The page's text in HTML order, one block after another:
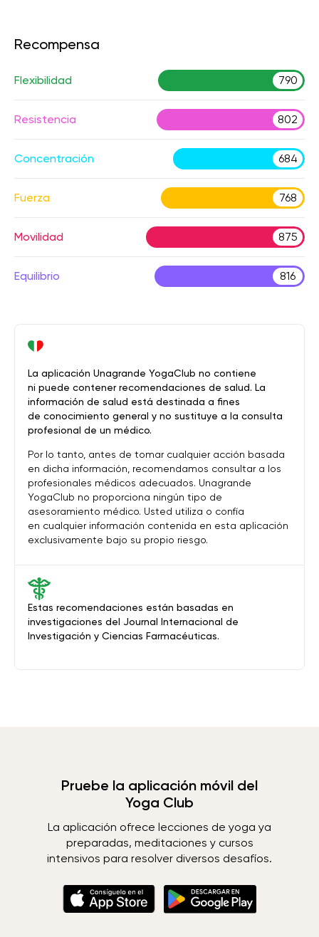
Recompensa
Flexibilidad 790
Resistencia 802
Concentración 684
Fuerza 768
Movilidad 875
Equilibrio 816
Estas recomendaciones están basadas en
investigaciones del Journal Internacional de
Investigación y Ciencias Farmacéuticas.
La aplicación Unagrande YogaClub no contiene
ni puede contener recomendaciones de salud. La
información de salud está destinada a fines
de conocimiento general y no sustituye a la consulta
profesional de un médico.
Por lo tanto, antes de tomar cualquier acción basada
en dicha información, recomendamos consultar a los
profesionales médicos adecuados. Unagrande
YogaClub no proporciona ningún tipo de
asesoramiento médico. Usted utiliza o confía
en cualquier información contenida en esta aplicación
exclusivamente bajo su propio riesgo.
Pruebe la aplicación móvil del
Yoga Club
La aplicación ofrece lecciones de yoga ya
preparadas, meditaciones y cursos
intensivos para resolver diversos desafíos.